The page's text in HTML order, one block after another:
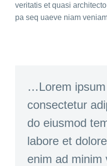
veritatis et quasi
pa seq uaeve niam
…Lorem
consectetur
do eiusmod
labore et
enim ad minim